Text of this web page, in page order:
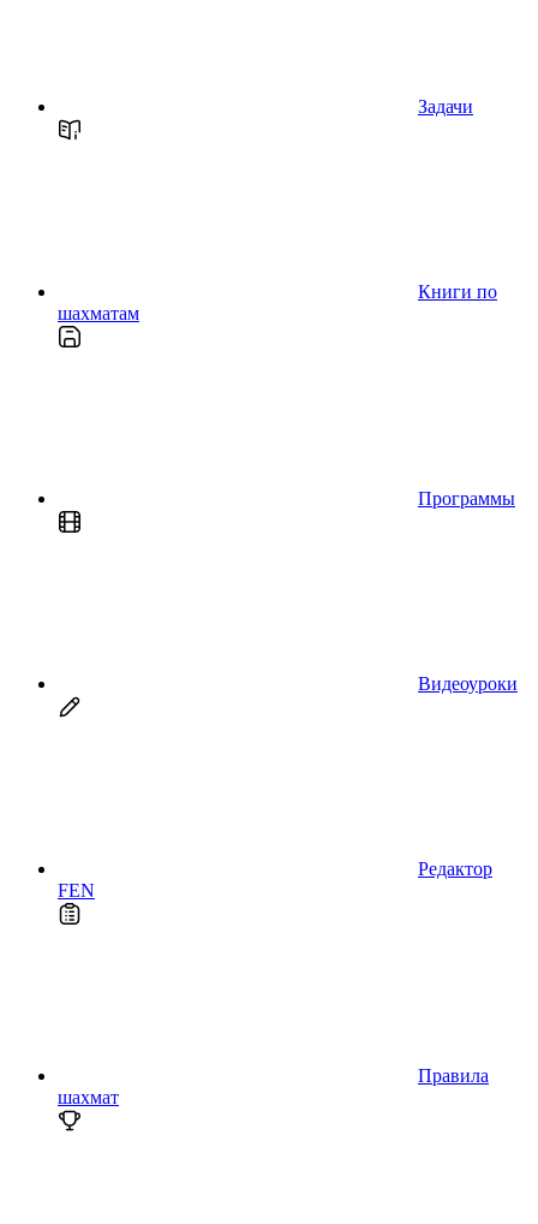
Задачи
Книги по
шахматам
Программы
Видеоуроки
Редактор
FEN
Правила
шахмат